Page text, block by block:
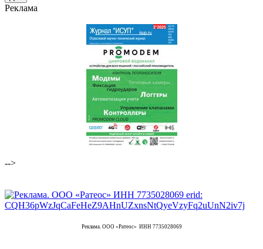
Реклама
-->
Реклама. ООО «Ратеос» ИНН 7735028069